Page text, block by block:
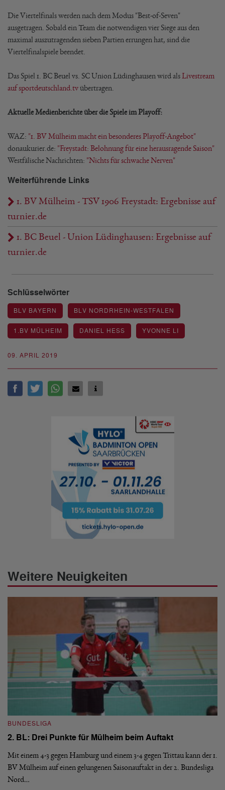
09. APRIL 2019
Die Viertelfinals werden nach dem Modus "Best-of-Seven"
ausgetragen. Sobald ein Team die notwendigen vier Siege aus den
maximal auszutragenden sieben Partien errungen hat, sind die
Viertelfinalspiele beendet.
Das Spiel 1. BC Beuel vs. SC Union Lüdinghausen wird als Livestream
auf sportdeutschland.tvübertragen.
Aktuelle Medienberichte über die Spiele im Playoff:
WAZ: "1. BV Mülheim macht ein besonderes Playoff-Angebot"
donaukurier.de: "Freystadt: Belohnung für eine herausragende Saison"
Westfälische Nachrichten: "Nichts für schwache Nerven"
Weiterführende Links
1. BV Mülheim - TSV 1906 Freystadt: Ergebnisse auf
turnier.de
1. BC Beuel - Union Lüdinghausen: Ergebnisse auf
turnier.de
Schlüsselwörter
BLV BAYERN BLV NORDRHEIN-WESTFALEN
1.BV MÜLHEIM DANIEL HESS YVONNE LI
Weitere Neuigkeiten
BUNDESLIGA
2. BL: Drei Punkte für Mülheim beim Auftakt
Mit einem 4-3 gegen Hamburg und einem 3-4 gegen Trittau kann der 1.
BV Mülheim auf einen gelungenen Saisonauftakt in der 2. Bundesliga
Nord…